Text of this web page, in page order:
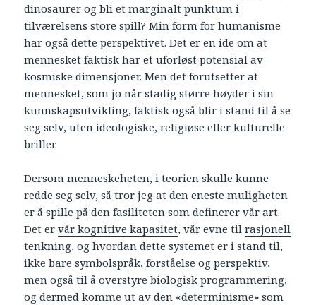
dinosaurer og bli et marginalt punktum i
tilværelsens store spill? Min form for humanisme
har også dette perspektivet. Det er en ide om at
mennesket faktisk har et uforløst potensial av
kosmiske dimensjoner. Men det forutsetter at
mennesket, som jo når stadig større høyder i sin
kunnskapsutvikling, faktisk også blir i stand til å se
seg selv, uten ideologiske, religiøse eller kulturelle
briller.
Dersom menneskeheten, i teorien skulle kunne
redde seg selv, så tror jeg at den eneste muligheten
er å spille på den fasiliteten som definerer vår art.
Det ervår kognitive kapasitet, vår evne tilrasjonell
tenkning, og hvordan dette systemet er i stand til,
ikke bare symbolspråk, forståelse og perspektiv,
men også til åoverstyre biologisk programmering,
og dermed komme ut av den «determinisme» som